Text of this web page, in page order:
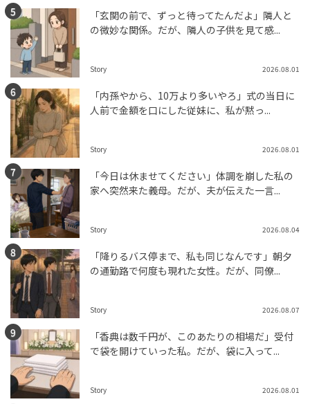
「玄関の前で、ずっと待ってたんだよ」隣人と
の微妙な関係。だが、隣人の子供を見て感...
Story 2026.08.01
「内孫やから、10万より多いやろ」式の当日に
人前で金額を口にした従妹に、私が黙っ...
Story 2026.08.01
「今日は休ませてください」体調を崩した私の
家へ突然来た義母。だが、夫が伝えた一言...
Story 2026.08.04
「降りるバス停まで、私も同じなんです」朝夕
の通勤路で何度も現れた女性。だが、同僚...
Story 2026.08.07
「香典は数千円が、このあたりの相場だ」受付
で袋を開けていった私。だが、袋に入って...
Story 2026.08.01